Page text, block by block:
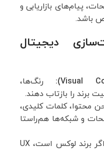
پیام‌های بازاریابی و
باشد.
دیجیتال
رنگ‌ها،
محتوا، کلمات کلیدی،
و شبکه‌ها هم‌راستا
اگر برند لوکس است، UX